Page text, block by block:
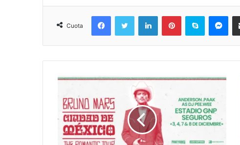
Cuota
FacebookTwitter LinkedInPinterestSkype